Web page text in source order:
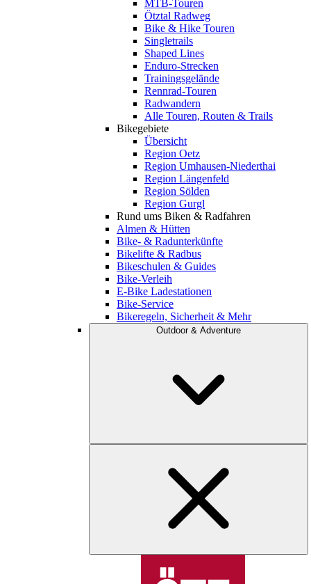
MTB-Touren
Ötztal Radweg
Bike & Hike Touren
Singletrails
Shaped Lines
Enduro-Strecken
Trainingsgelände
Rennrad-Touren
Radwandern
Alle Touren, Routen & Trails
Bikegebiete
Übersicht
Region Oetz
Region Umhausen-Niederthai
Region Längenfeld
Region Sölden
Region Gurgl
Rund ums Biken & Radfahren
Almen & Hütten
Bike- & Radunterkünfte
Bikelifte & Radbus
Bikeschulen & Guides
Bike-Verleih
E-Bike Ladestationen
Bike-Service
Bikeregeln, Sicherheit & Mehr
Outdoor & Adventure